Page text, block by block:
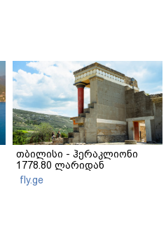
თბილისი - ჰერაკლიონი
1778.80 ლარიდან
fly.ge